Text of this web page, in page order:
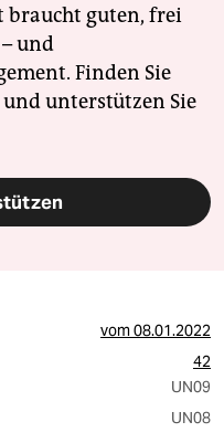
braucht guten, frei
und
Finden Sie
unterstützen Sie
vom08.01.2022
42
UN09
UN08